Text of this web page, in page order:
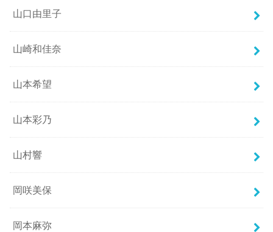
山口由里子
山崎和佳奈
山本希望
山本彩乃
山村響
岡咲美保
岡本麻弥